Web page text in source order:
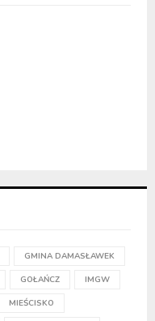
GMINA DAMASŁAWEK
GOŁAŃCZ IMGW
MIEŚCISKO